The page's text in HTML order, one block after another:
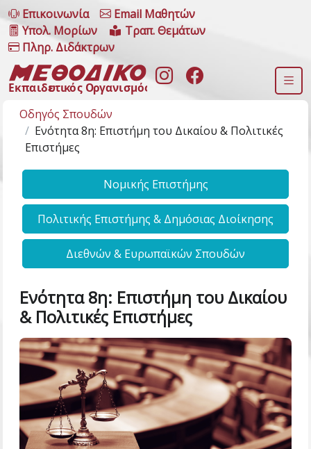
Επικοινωνία
Email Μαθητών
Υπολ. Μορίων
Τραπ. Θεμάτων
Πληρ. Διδάκτρων
Οδηγός Σπουδών
Ενότητα 8η: Επιστήμη του Δικαίου & Πολιτικές
Επιστήμες
Νομικής Επιστήμης
Πολιτικής Επιστήμης & Δημόσιας Διοίκησης
Διεθνών & Ευρωπαϊκών Σπουδών
Ενότητα 8η: Επιστήμη του Δικαίου
& Πολιτικές Επιστήμες